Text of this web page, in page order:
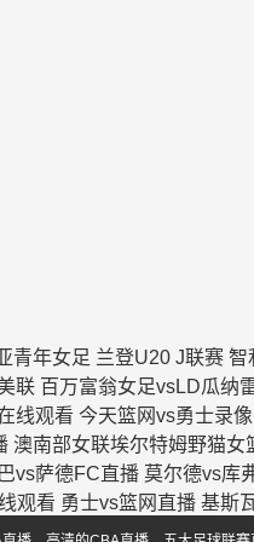
青年女足 兰登U20 J联赛 智
联 百万富翁女足vsLD瓜纳
线观看 今天篮网vs勇士录像
澳南部女联埃尔特姆野猫
vs萨德FC直播 莫尔德vs库
观看 勇士vs篮网直播 基斯